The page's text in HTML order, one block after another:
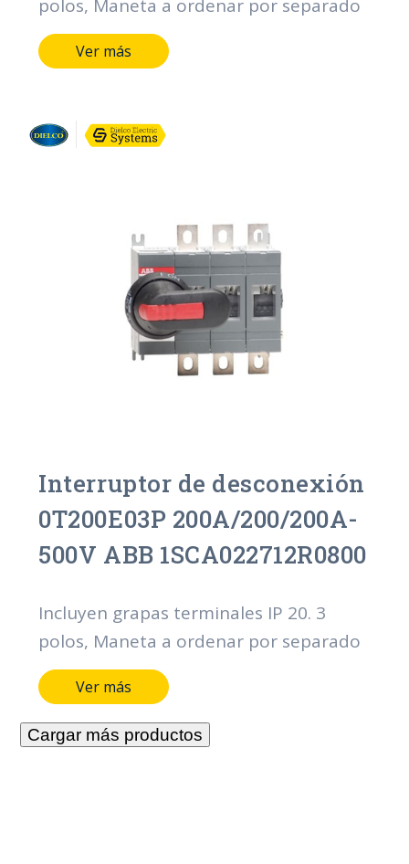
polos, Maneta a ordenar por separado
Ver más
Interruptor de desconexión
0T200E03P 200A/200/200A-
500V ABB 1SCA022712R0800
Incluyen grapas terminales IP 20. 3
polos, Maneta a ordenar por separado
Ver más
Cargar más productos